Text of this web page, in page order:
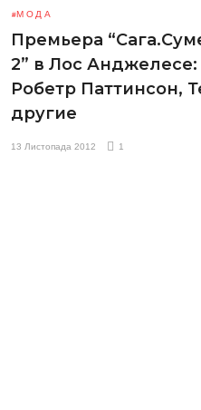
МОДА
Премьера
2” в Лос
Робетр Паттинсон,
другие
13 Листопада 2012 1